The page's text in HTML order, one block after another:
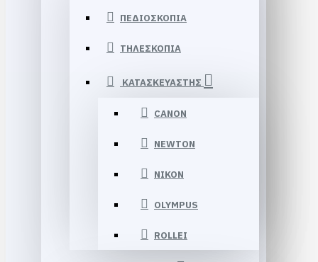
ΠΕΔΙΟΣΚΟΠΙΑ
ΤΗΛΕΣΚΟΠΙΑ
ΚΑΤΑΣΚΕΥΑΣΤΗΣ
CANON
NEWTON
NIKON
OLYMPUS
ROLLEI